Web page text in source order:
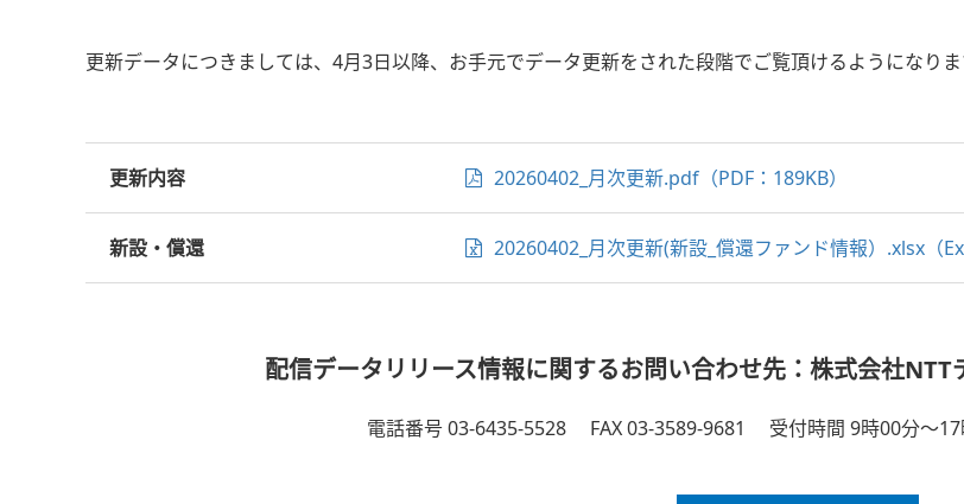
更新データにつきましては、4月3日以降、お手元でデータ更新をされた段階でご覧頂けるようになりま
更新内容 20260402_月次更新.pdf（PDF：189KB）
新設・償還 20260402_月次更新(新設_償還ファンド情報）.xlsx（
配信データリリース情報に関するお問い合わせ先：株式会社
電話番号 03-6435-5528 FAX 03-3589-9681 受付時間 9時00分～